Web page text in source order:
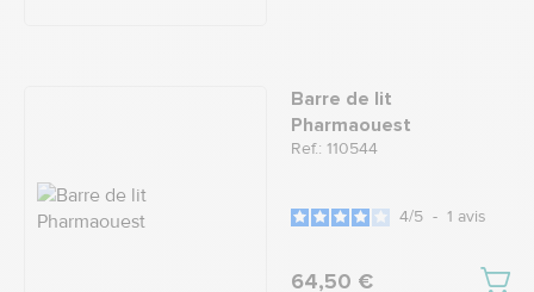
Barre de lit
Pharmaouest
Ref.: 110544
4/5 - 1 avis
64,50 €